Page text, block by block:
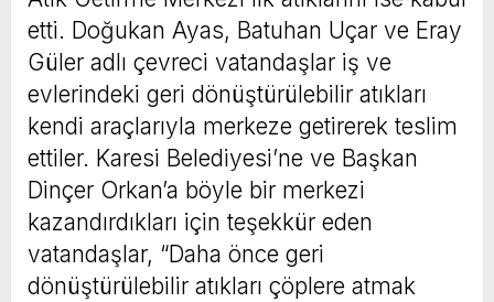
etti. Doğukan Ayas, Batuhan Uçar ve Eray
Güler adlı çevreci vatandaşlar iş ve
evlerindeki geri dönüştürülebilir atıkları
kendi araçlarıyla merkeze getirerek teslim
ettiler. Karesi Belediyesi’ne ve Başkan
Dinçer Orkan’a böyle bir merkezi
kazandırdıkları için teşekkür eden
vatandaşlar, “Daha önce geri
dönüştürülebilir atıkları çöplere atmak